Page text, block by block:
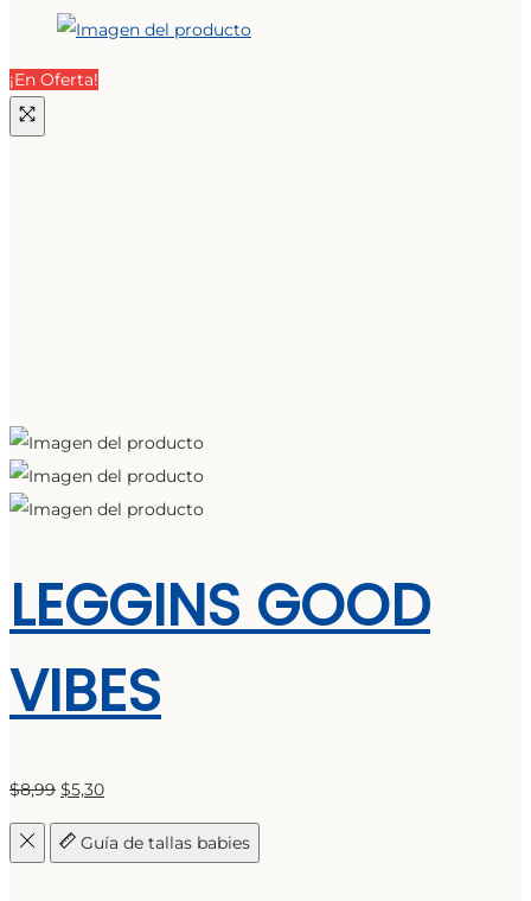
¡En Oferta!
LEGGINS GOOD
VIBES
$8,99 El
precio
original
$5,30El
precio
actual
Guía de tallas babies